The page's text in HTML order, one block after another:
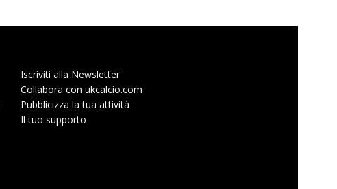
Iscriviti alla Newsletter
Collabora con ukcalcio.com
Pubblicizza la tua attività
Il tuo supporto